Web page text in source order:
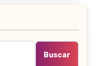
Buscar